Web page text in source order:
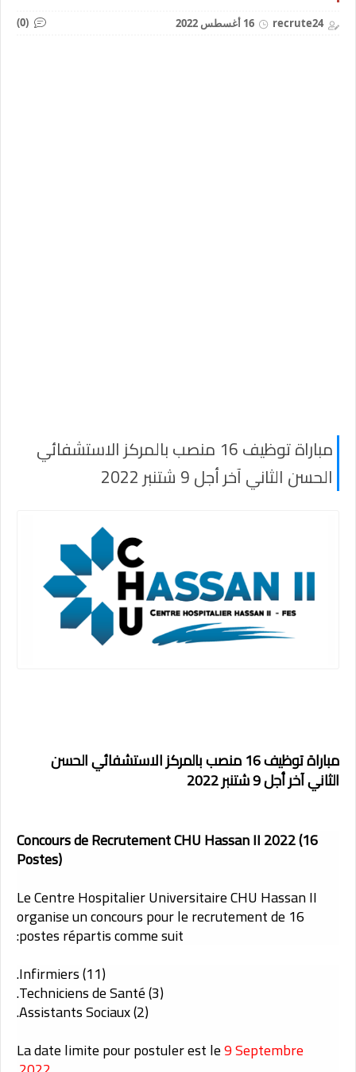
recrute24 16 أغسطس 2022 (0)
مباراة توظيف 16 منصب بالمركز الاستشفائي
الحسن الثاني آخر أجل 9 شتنبر 2022
مباراة توظيف 16 منصب بالمركز الاستشفائي الحسن
الثاني آخر أجل 9 شتنبر 2022
Concours de Recrutement CHU Hassan II 2022 (16
Postes)
Le Centre Hospitalier Universitaire CHU Hassan II
organise un concours pour le recrutement de 16
postes répartis comme suit:
(11) Infirmiers.
(3) Techniciens de Santé.
(2) Assistants Sociaux.
La date limite pour postuler est le9 Septembre